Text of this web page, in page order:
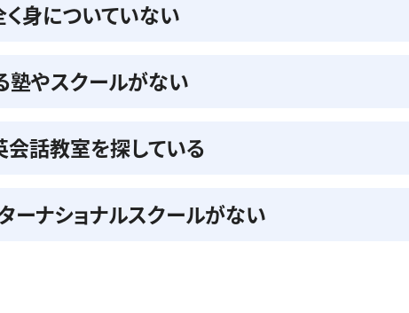
身についていない
塾やスクールがない
話教室を探している
ーナショナルスクールがない